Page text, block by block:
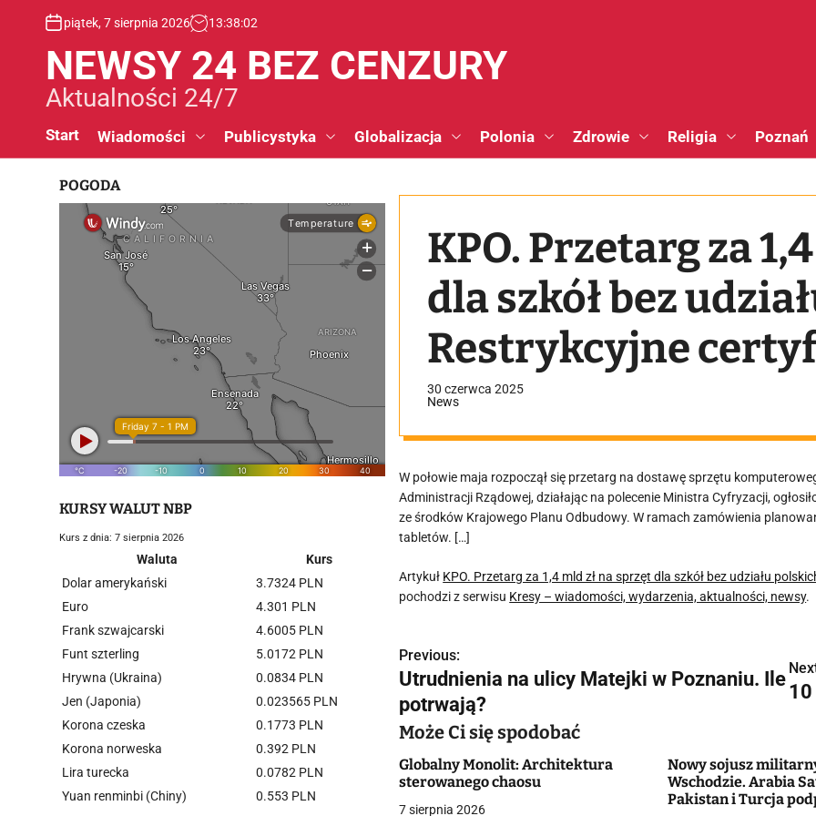
piątek, 7 sierpnia 2026 13:38:03
NEWSY 24 BEZ CENZURY
Aktualności 24/7
Start Wiadomości Publicystyka Globalizacja Polonia Zdrowie Religia Poznań
KPO. Przetarg za
dla szkół bez
Restrykcyjne
faworyzują
30 czerwca 2025
News
W połowie maja rozpoczął się przetarg na dostawę sprzętu
Administracji Rządowej, działając na polecenie Ministra Cyfryzacji,
ze środków Krajowego Planu Odbudowy. W ramach zamówienia
tabletów. […]
Artykuł KPO. Przetarg za 1,4 mld zł na sprzęt dla szkół bez udziału
pochodzi z serwisu Kresy – wiadomości, wydarzenia, aktualności, newsy.
N
a
w
i
g
Previous:
Utrudnienia na ulicy Matejki w Poznaniu. Ile
potrwają?
10
Może Ci się spodobać
Globalny Monolit: Architektura
sterowanego chaosu
7 sierpnia 2026
Nowy sojusz
Wschodzie. Arabia
Pakistan i Turcja
POGODA
KURSY WALUT NBP
Kurs z dnia: 7 sierpnia 2026
Waluta
Kurs
Dolar amerykański
3.7324 PLN
Euro
4.301 PLN
Frank szwajcarski
4.6005 PLN
Funt szterling
5.0172 PLN
Hrywna (Ukraina)
0.0834 PLN
Jen (Japonia)
0.023565 PLN
Korona czeska
0.1773 PLN
Korona norweska
0.392 PLN
Lira turecka
0.0782 PLN
Yuan renminbi (Chiny)
0.553 PLN